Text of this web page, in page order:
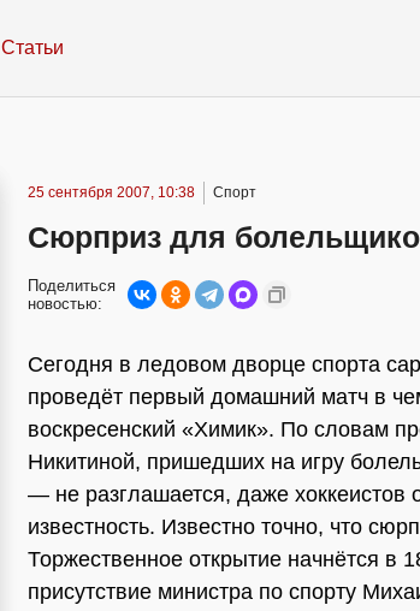
Статьи
25 сентября 2007, 10:38 Спорт
Сюрприз для
Поделиться
новостью:
Сегодня в ледовом дворце спорта
проведёт первый домашний матч в
воскресенский «Химик». По словам
Никитиной, пришедших на игру
— не разглашается, даже хоккеистов
известность. Известно точно, что
Торжественное открытие начнётся в
присутствие министра по спорту